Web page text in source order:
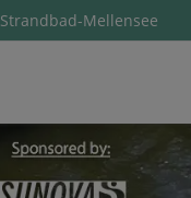
Strandbad-Mellensee